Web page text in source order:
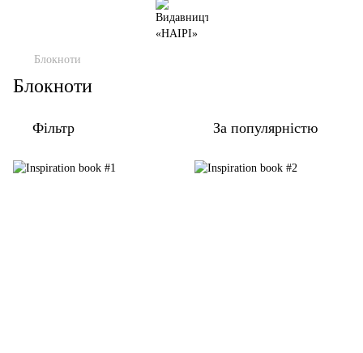
Блокноти
Блокноти
Фільтр За популярністю